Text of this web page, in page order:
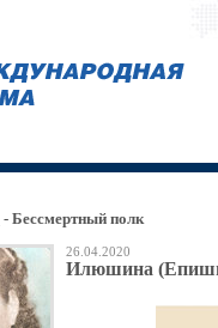
- Бессмертный полк
26.04.2020
Илюшина